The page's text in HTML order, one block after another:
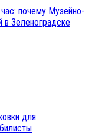
почему Музейно-
в Зеленоградске
для